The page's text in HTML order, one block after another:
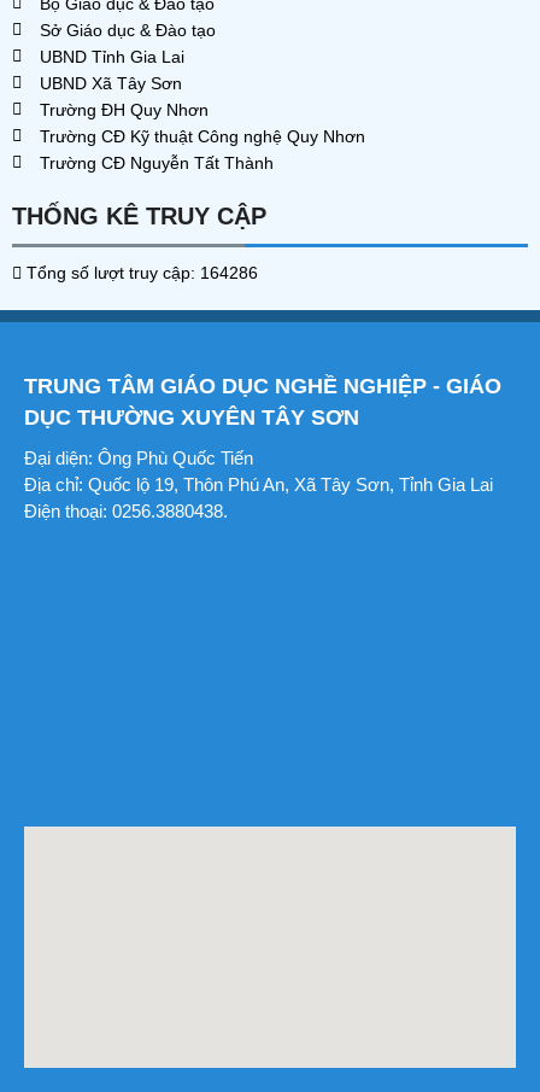
Sở Giáo dục & Đào tạo
UBND Tỉnh Gia Lai
UBND Xã Tây Sơn
Trường ĐH Quy Nhơn
Trường CĐ Kỹ thuật Công nghệ Quy Nhơn
Trường CĐ Nguyễn Tất Thành
THỐNG KÊ TRUY CẬP
Tổng số lượt truy cập: 164286
TRUNG TÂM GIÁO DỤC NGHỀ NGHIỆP - GIÁO
DỤC THƯỜNG XUYÊN TÂY SƠN
Đại diện: Ông Phù Quốc Tiến
Địa chỉ: Quốc lộ 19, Thôn Phú An, Xã Tây Sơn, Tỉnh Gia Lai
Điện thoại: 0256.3880438.